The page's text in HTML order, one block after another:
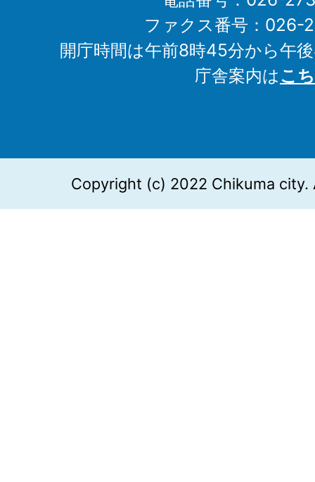
ファクス番号：026-
開庁時間は午前8時45分から午
庁舎案内はこ
Copyright (c) 2022 Chikuma city.